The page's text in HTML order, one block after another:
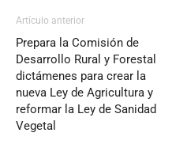
Artículo anterior
Prepara la Comisión de
Desarrollo Rural y Forestal
dictámenes para crear la
nueva Ley de Agricultura y
reformar la Ley de Sanidad
Vegetal